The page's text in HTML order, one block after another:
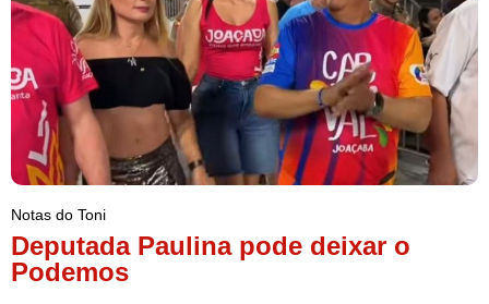
Notas do Toni
Deputada Paulina pode deixar o
Podemos